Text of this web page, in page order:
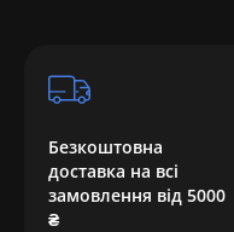
Безкоштовна
доставка на всі
замовлення від 5000
₴